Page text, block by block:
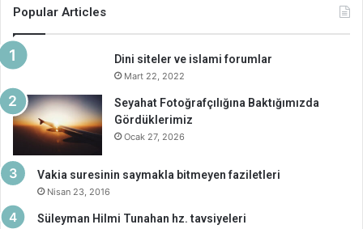
Popular Articles
Dini siteler ve islami forumlar
Mart 22, 2022
Seyahat Fotoğrafçılığına Baktığımızda
Gördüklerimiz
Ocak 27, 2026
Vakia suresinin saymakla bitmeyen faziletleri
Nisan 23, 2016
Süleyman Hilmi Tunahan hz. tavsiyeleri